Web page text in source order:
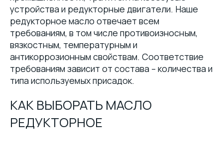
устройства и редукторные двигатели. Наше
редукторное масло отвечает всем
требованиям, в том числе противоизносным,
вязкостным, температурным и
антикоррозионным свойствам. Соответствие
требованиям зависит от состава – количества и
типа используемых присадок.
КАК ВЫБОРАТЬ МАСЛО
РЕДУКТОРНОЕ